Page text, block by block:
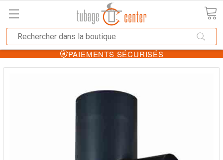
PAIEMENTS SÉCURISÉS